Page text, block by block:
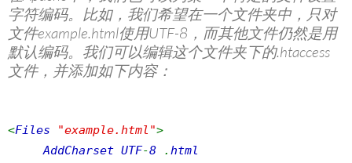
字符编码。比如，我们希望在一个文件夹中，只对
文件example.html使用UTF-8，而其他文件仍然是用
默认编码。我们可以编辑这个文件夹下的.htaccess
文件，并添加如下内容：
<Files "example.html">
AddCharset UTF-8 . html